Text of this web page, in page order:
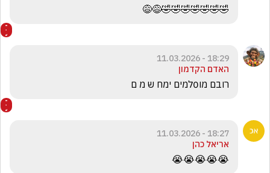
🤣🤣🤣🤣🤣🤣🤣😅😅
18:29 - 11.03.2026
האדם הקדמון
רובם מו0למים ימח ש מ ם
18:27 - 11.03.2026
אריאל כהן
😭😭😭😭😭